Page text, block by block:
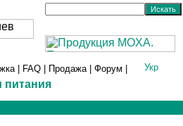
| FAQ Продажа| Форум
питания